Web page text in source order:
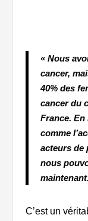
« Nous
cancer,
40% des
cancer du
France.
comme
acteurs de
nous
maintenant.
C’est un